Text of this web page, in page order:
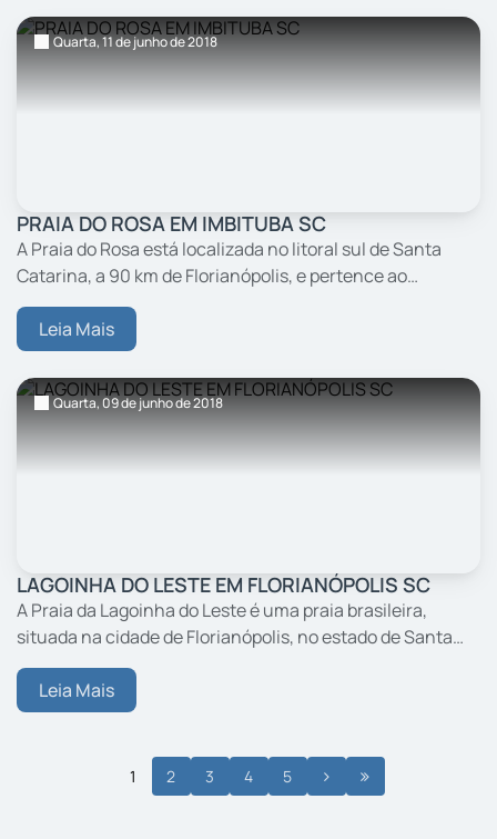
Quarta,11de junhode 2018
PRAIA DO ROSA EM IMBITUBA SC
A Praia do Rosa está localizada no litoral sul de Santa
Catarina, a 90 km de Florianópolis, e pertence ao
município de Imbituba, quase na divisa com Garopaba.
Leia Mais
Quarta,09de junhode 2018
LAGOINHA DO LESTE EM FLORIANÓPOLIS SC
A Praia da Lagoinha do Leste é uma praia brasileira,
situada na cidade de Florianópolis, no estado de Santa
Catarina. Está localizada no sudeste da Ilha de Santa
Catarina. Recebe o mesmo nome da lagoa em formato
de...
Leia Mais
1 2 3 4 5